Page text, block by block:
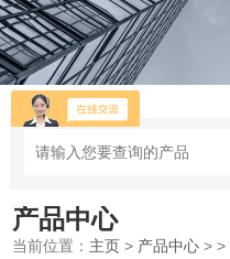
产品中心
当前位置： 主页 > 产品中心 > >